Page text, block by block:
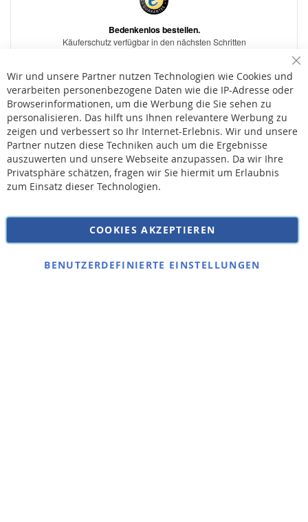
* Bei der Lieferung auf deutsche Inseln wird ein Inselzuschlag von 15,00 € auf die
Versandkosten erhoben.
AGB
Widerruf
Datenschutz
Impressum
Kontakt
Wir und unsere Partner nutzen Technologien wie Cookies und
verarbeiten personenbezogene Daten wie die IP-Adresse oder
Browserinformationen, um die Werbung die Sie sehen zu
personalisieren. Das hilft uns Ihnen relevantere Werbung zu
zeigen und verbessert so Ihr Internet-Erlebnis. Wir und unsere
Partner nutzen diese Techniken auch um die Ergebnisse
auszuwerten und unsere Webseite anzupassen. Da wir Ihre
Privatsphäre schätzen, fragen wir Sie hiermit um Erlaubnis
zum Einsatz dieser Technologien.
COOKIES AKZEPTIEREN
BENUTZERDEFINIERTE EINSTELLUNGEN